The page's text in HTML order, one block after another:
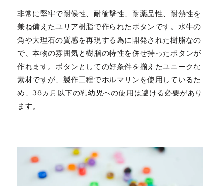
非常に堅牢で耐候性、耐衝撃性、耐薬品性、耐熱性を
兼ね備えたユリア樹脂で作られたボタンです。水牛の
角や大理石の質感を再現する為に開発された樹脂なの
で、本物の雰囲気と樹脂の特性を併せ持ったボタンが
作れます。ボタンとしての好条件を揃えたユニークな
素材ですが、製作工程でホルマリンを使用しているた
め、38ヵ月以下の乳幼児への使用は避ける必要があり
ます。